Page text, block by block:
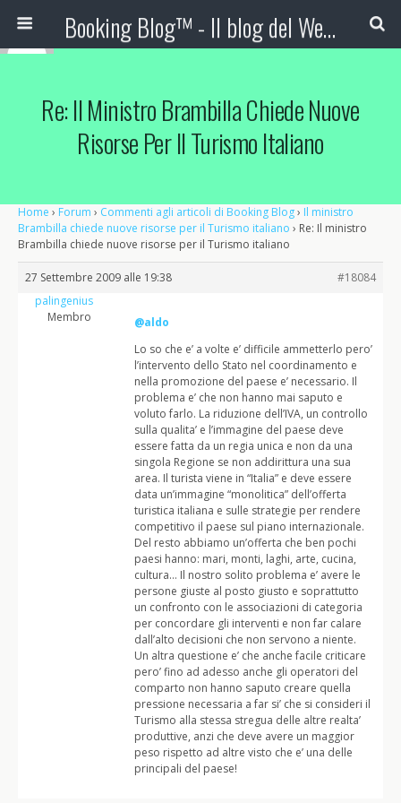
Booking Blog™ - Il blog del Web Marketing Turistico
Re: Il Ministro Brambilla Chiede Nuove
Risorse Per Il Turismo Italiano
Home › Forum › Commenti agli articoli di Booking Blog› Il ministro
Brambilla chiede nuove risorse per il Turismo italiano › Re: Il ministro
Brambilla chiede nuove risorse per il Turismo italiano
27 Settembre 2009 alle 19:38
#18084
palingenius
Membro
@aldo
Lo so che e’ a volte e’ difficile ammetterlo pero’
l’intervento dello Stato nel coordinamento e
nella promozione del paese e’ necessario. Il
problema e’ che non hanno mai saputo e
voluto farlo. La riduzione dell’IVA, un controllo
sulla qualita’ e l’immagine del paese deve
essere fatta da un regia unica e non da una
singola Regione se non addirittura una sua
area. Il turista viene in “Italia” e deve essere
data un’immagine “monolitica” dell’offerta
turistica italiana e sulle strategie per rendere
competitivo il paese sul piano internazionale.
Del resto abbiamo un’offerta che ben pochi
paesi hanno: mari, monti, laghi, arte, cucina,
cultura… Il nostro solito problema e’ avere le
persone giuste al posto giusto e soprattutto
un confronto con le associazioni di categoria
per concordare gli interventi e non far calare
dall’alto decisioni che non servono a niente.
Un altra questione e’ che anche facile criticare
pero’ fino ad adesso anche gli operatori del
comparto non hanno saputo creare quella
pressione necessaria a far si’ che si consideri il
Turismo alla stessa stregua delle altre realta’
produttive, anzi che deve avere un maggior
peso rispetto ad altre visto che e’ una delle
principali del paese!